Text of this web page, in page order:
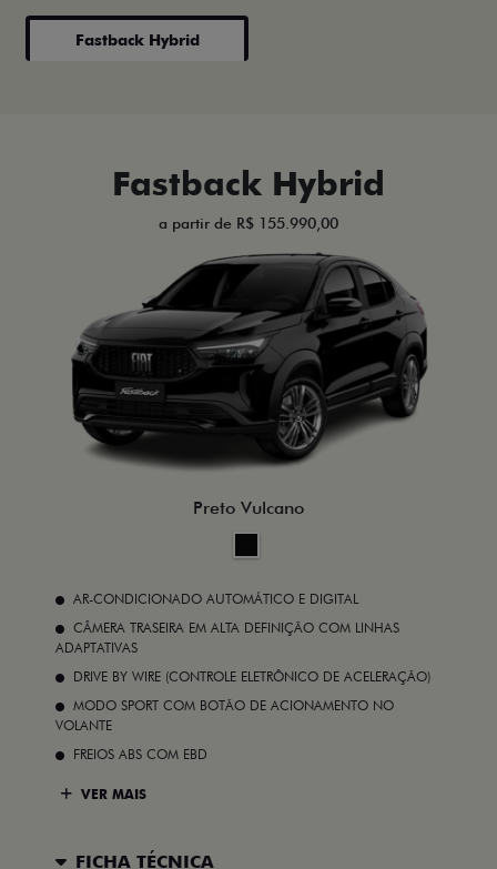
Fastback Hybrid
Fastback Hybrid
a partir de R$ 155.990,00
Preto Vulcano
AR-CONDICIONADO AUTOMÁTICO E DIGITAL
CÂMERA TRASEIRA EM ALTA DEFINIÇÃO COM LINHAS
ADAPTATIVAS
DRIVE BY WIRE (CONTROLE ELETRÔNICO DE ACELERAÇÃO)
MODO SPORT COM BOTÃO DE ACIONAMENTO NO
VOLANTE
FREIOS ABS COM EBD
VER MAIS
FICHA TÉCNICA